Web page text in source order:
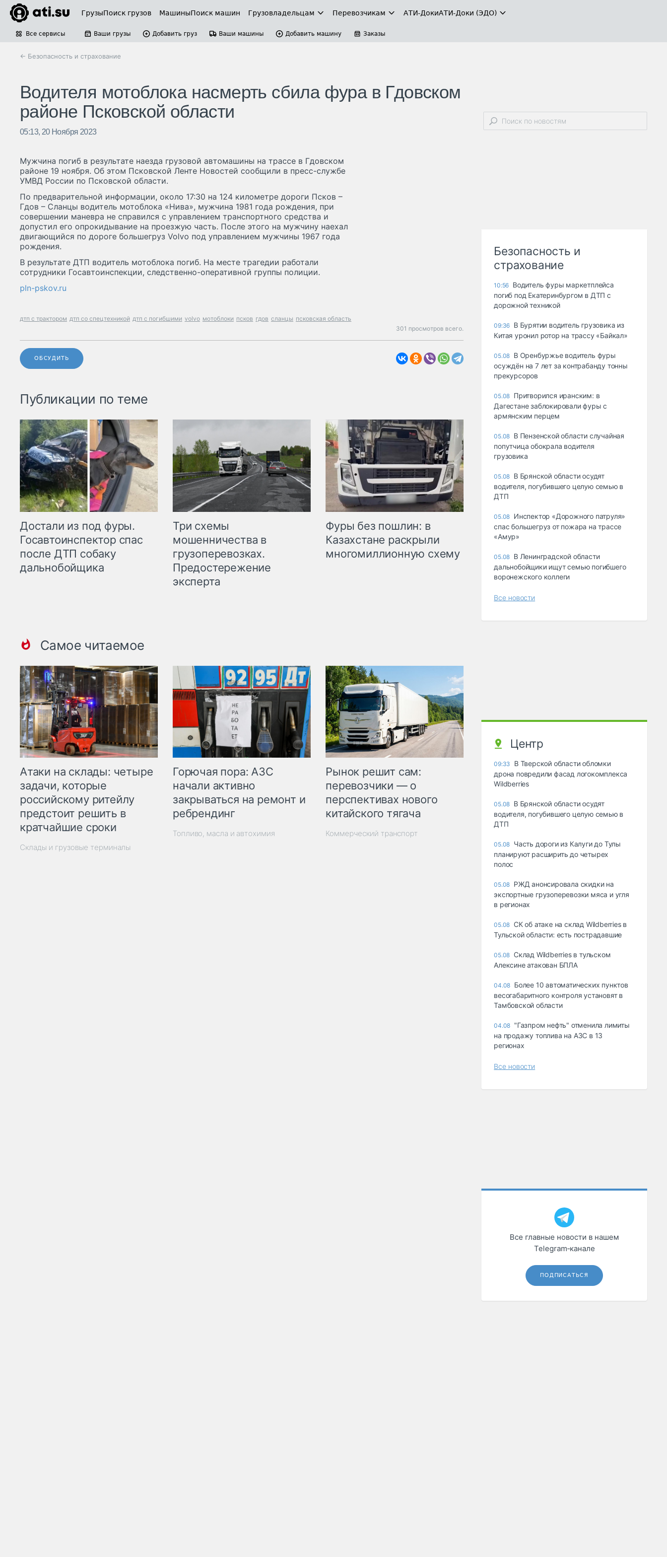
ГрузыПоиск грузов МашиныПоиск машин Грузовладельцам Перевозчикам АТИ-ДокиАТИ-Доки (ЭДО)
Все сервисы Ваши грузы Добавить груз Ваши машины Добавить машину Заказы
← Безопасность и страхование
Водителя мотоблока насмерть сбила фура в Гдовском
районе Псковской области
05:13, 20 Ноября 2023
Мужчина погиб в результате наезда грузовой автомашины на трассе в Гдовском
районе 19 ноября. Об этом Псковской Ленте Новостей сообщили в пресс-службе
УМВД России по Псковской области.
По предварительной информации, около 17:30 на 124 километре дороги Псков –
Гдов – Сланцы водитель мотоблока «Нива», мужчина 1981 года рождения, при
совершении маневра не справился с управлением транспортного средства и
допустил его опрокидывание на проезжую часть. После этого на мужчину наехал
двигающийся по дороге большегруз Volvo под управлением мужчины 1967 года
рождения.
В результате ДТП водитель мотоблока погиб. На месте трагедии работали
сотрудники Госавтоинспекции, следственно-оперативной группы полиции.
pln-pskov.ru
дтп с трактором дтп со спецтехникой дтп с погибшими volvo мотоблоки псков гдов сланцы псковская область
301 просмотров всего.
ОБСУДИТЬ
Публикации по теме
Достали из под фуры.
Госавтоинспектор спас
после ДТП собаку
дальнобойщика
Три схемы
мошенничества в
грузоперевозках.
Предостережение
эксперта
Фуры без пошлин: в
Казахстане раскрыли
многомиллионную схему
Самое читаемое
Атаки на склады: четыре
задачи, которые
российскому ритейлу
предстоит решить в
кратчайшие сроки
Склады и грузовые терминалы
Горючая пора: АЗС
начали активно
закрываться на ремонт и
ребрендинг
Топливо, масла и автохимия
Рынок решит сам:
перевозчики — о
перспективах нового
китайского тягача
Коммерческий транспорт
Безопасность и
страхование
10:56 Водитель фуры маркетплейса
погиб под Екатеринбургом в ДТП с
дорожной техникой
09:36 В Бурятии водитель грузовика из
Китая уронил ротор на трассу «Байкал»
05.08 В Оренбуржье водитель фуры
осуждён на 7 лет за контрабанду тонны
прекурсоров
05.08 Притворился иранским: в
Дагестане заблокировали фуры с
армянским перцем
05.08 В Пензенской области случайная
попутчица обокрала водителя
грузовика
05.08 В Брянской области осудят
водителя, погубившего целую семью в
ДТП
05.08 Инспектор «Дорожного патруля»
спас большегруз от пожара на трассе
«Амур»
05.08 В Ленинградской области
дальнобойщики ищут семью погибшего
воронежского коллеги
Все новости
Центр
09:33
В Тверской области обломки
дрона повредили фасад логокомплекса
Wildberries
05.08 В Брянской области осудят
водителя, погубившего целую семью в
ДТП
05.08 Часть дороги из Калуги до Тулы
планируют расширить до четырех
полос
05.08 РЖД анонсировала скидки на
экспортные грузоперевозки мяса и угля
в регионах
05.08 СК об атаке на склад Wildberries в
Тульской области: есть пострадавшие
05.08 Склад Wildberries в тульском
Алексине атакован БПЛА
04.08 Более 10 автоматических пунктов
весогабаритного контроля установят в
Тамбовской области
04.08 "Газпром нефть" отменила лимиты
на продажу топлива на АЗС в 13
регионах
Все новости
Все главные новости в нашем
Telegram‑канале
ПОДПИСАТЬСЯ